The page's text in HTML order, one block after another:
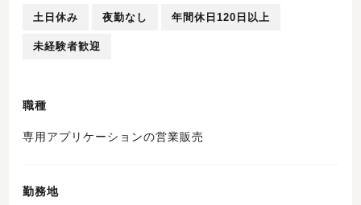
土日休み 夜勤なし 年間休日120日以上
未経験者歓迎
職種
専用アプリケーションの営業販売
勤務地